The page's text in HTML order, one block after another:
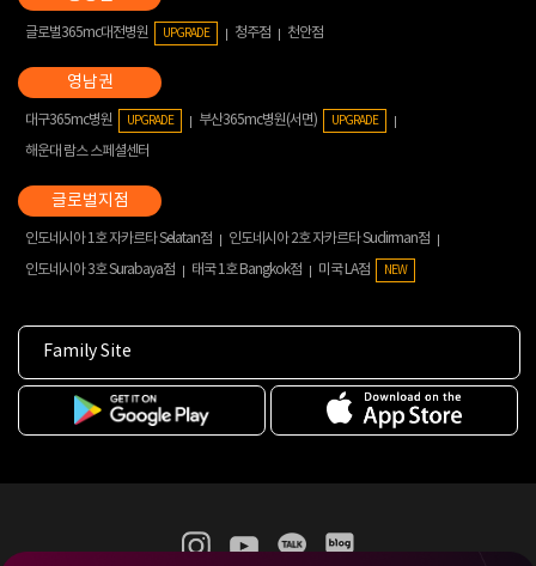
글로벌365mc대전병원 UPGRADE 청주점 천안점
대구365mc병원 UPGRADE 부산365mc병원(서면) UPGRADE
해운대 람스 스페셜센터
인도네시아 1호 자카르타 Selatan점
인도네시아 2호 자카르타 Sudirman점
인도네시아 3호 Surabaya점
태국 1호 Bangkok점 미국 LA점 NEW
Family Site